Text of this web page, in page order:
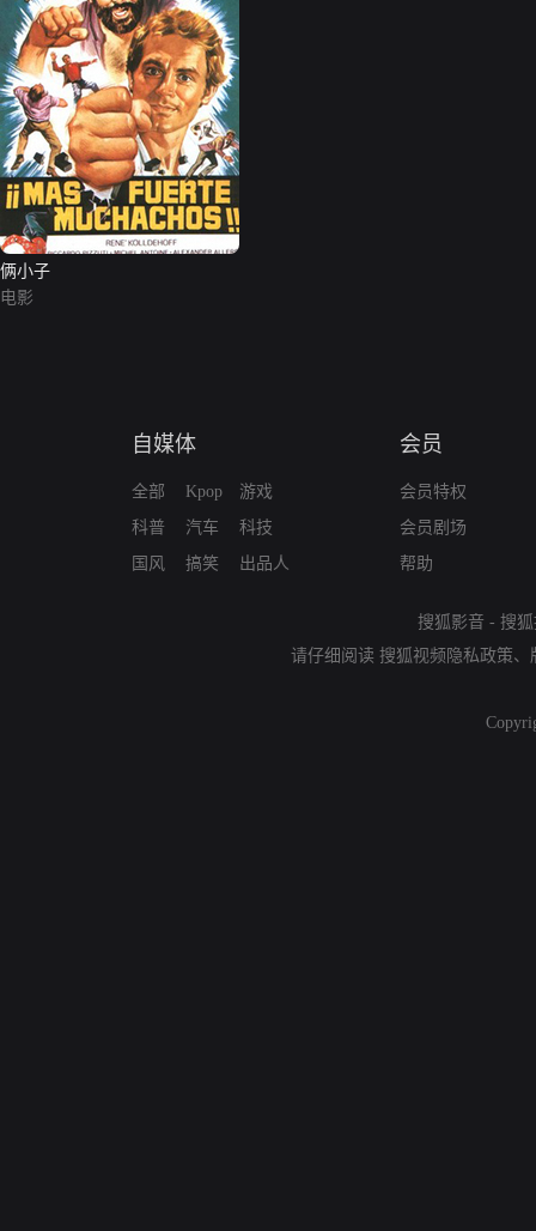
俩小子
电影
自媒体
全部
科普
国风
Kpop
汽车
搞笑
游戏
科技
出品人
会员
会员特权
会员剧场
帮助
搜狐影音 - 搜
请仔细阅读 搜狐视频隐私政策、